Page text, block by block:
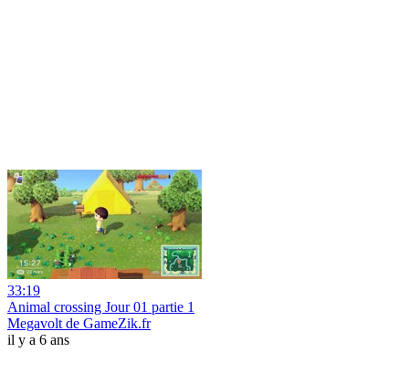
33:19
Animal crossing Jour 01 partie 1
Megavolt de GameZik.fr
il y a 6 ans